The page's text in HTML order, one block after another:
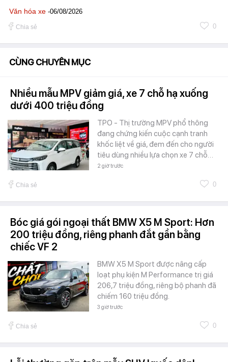
Văn hóa xe -06/08/2026
Chia sẻ 0
CÙNG CHUYÊN MỤC
Nhiều mẫu MPV giảm giá, xe 7 chỗ hạ xuống
dưới 400 triệu đồng
TPO - Thị trường MPV phổ thông
đang chứng kiến cuộc cạnh tranh
khốc liệt về giá, đem đến cho người
tiêu dùng nhiều lựa chọn xe 7 chỗ…
2 giờ trước
Chia sẻ 0
Bóc giá gói ngoại thất BMW X5 M Sport: Hơn
200 triệu đồng, riêng phanh đắt gần bằng
chiếc VF 2
BMW X5 M Sport được nâng cấp
loạt phụ kiện M Performance trị giá
206,7 triệu đồng, riêng bộ phanh đã
chiếm 160 triệu đồng.
3 giờ trước
Chia sẻ 0